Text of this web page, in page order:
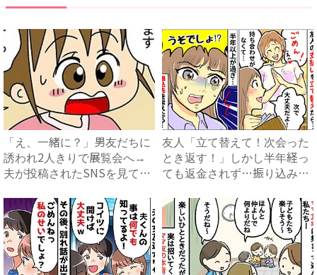
「え、一緒に？」男友だちに
誘われ2人きりで展覧会へ→
夫が投稿されたSNSを見て
友人「立て替えて！次会った
とき返す！」しかし半年経っ
ても返金されず…振り込み先